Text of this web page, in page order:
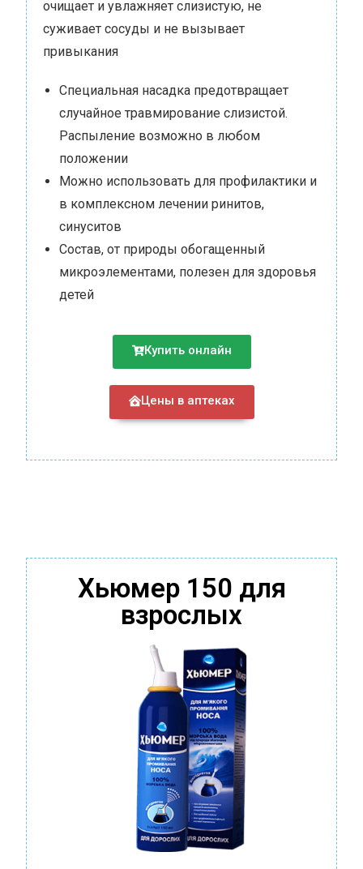
очищает и увлажняет слизистую, не
суживает сосуды и не вызывает
привыкания
Специальная насадка предотвращает
случайное травмирование слизистой.
Распыление возможно в любом
положении
Можно использовать для профилактики и
в комплексном лечении ринитов,
синуситов
Состав, от природы обогащенный
микроэлементами, полезен для здоровья
детей
Купить онлайн
Цены в аптеках
Хьюмер 150 для
взрослых